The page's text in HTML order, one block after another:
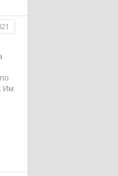
Им